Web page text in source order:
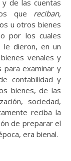
de las cuentas
que reciban,
u otros bienes
por los cuales
dieron, en un
venales y
para examinar y
contabilidad y
bienes, de las
sociedad,
reciba la
de preparar el
era bienal.